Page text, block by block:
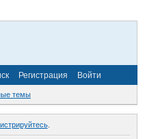
Регистрация Войти
темы
.